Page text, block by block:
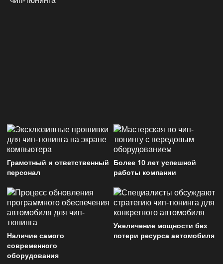
Грамотный и ответственный
персонал
Более 10 лет успешной
работы компании
Наличие самого
современного
оборудования
Увеличение мощности без
потери ресурса автомобиля